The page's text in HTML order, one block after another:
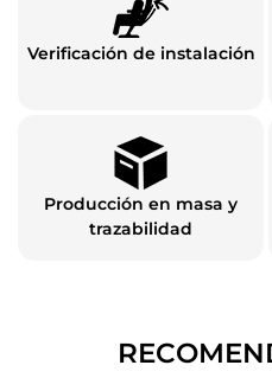
Verificación de instalación
Producción en masa y
trazabilidad